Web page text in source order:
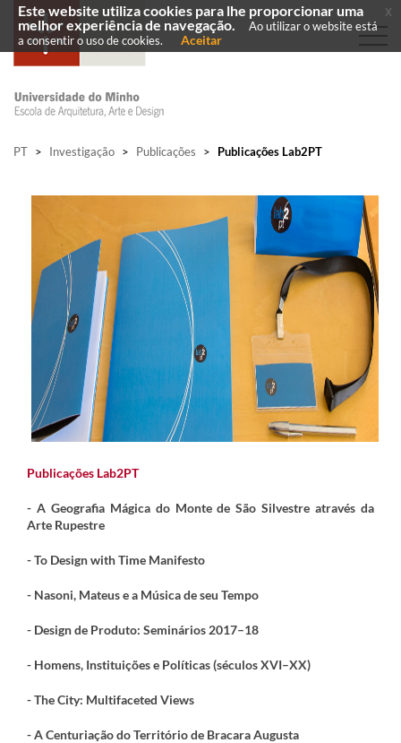
PT > Investigação > Publicações > Publicações Lab2PT
Publicações Lab2PT
- A Geografia Mágica do Monte de São Silvestre através da
Arte Rupestre
- To Design with Time Manifesto
- Nasoni, Mateus e a Música de seu Tempo
- Design de Produto: Seminários 2017–18
- Homens, Instituições e Políticas (séculos XVI–XX)
- The City: Multifaceted Views
- A Centuriação do Território de Bracara Augusta
Este website utiliza cookies para lhe proporcionar uma
melhor experiência de navegação.
Ao utilizar o website está
a consentir o uso de cookies.
Aceitar
x